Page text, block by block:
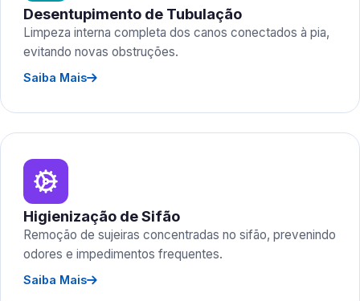
Desentupimento de Tubulação
Limpeza interna completa dos canos conectados à pia,
evitando novas obstruções.
Saiba Mais
Higienização de Sifão
Remoção de sujeiras concentradas no sifão, prevenindo
odores e impedimentos frequentes.
Saiba Mais